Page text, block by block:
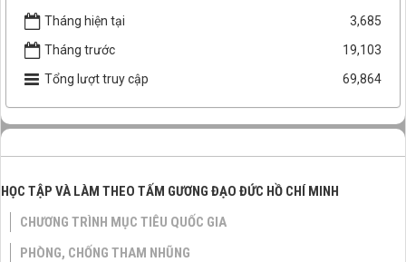
Tháng hiện tại
3,685
Tháng trước
19,103
Tổng lượt truy cập
69,864
HỌC TẬP VÀ LÀM THEO TẤM GƯƠNG ĐẠO ĐỨC HỒ CHÍ MINH
CHƯƠNG TRÌNH MỤC TIÊU QUỐC GIA
PHÒNG, CHỐNG THAM NHŨNG